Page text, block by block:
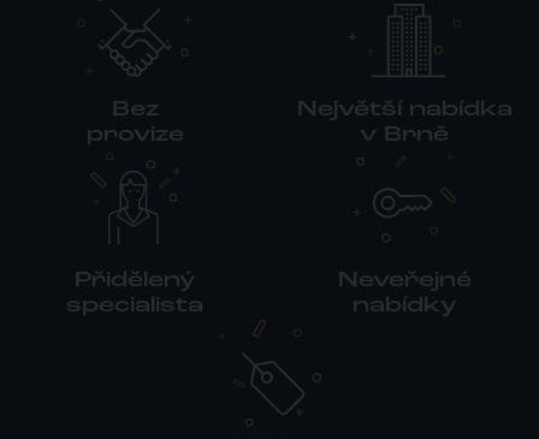
Bez
provize
Největší nabídka
v Brně
Přidělený
specialista
Neveřejné
nabídky